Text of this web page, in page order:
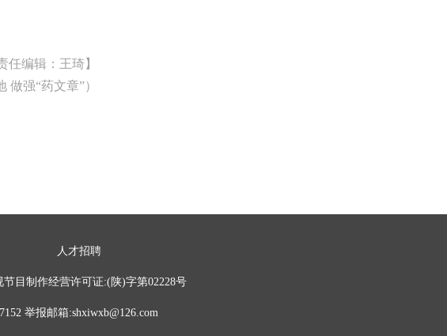
任编辑：王琦】
做强“药文章”）
人才招聘
节目制作经营许可证:(陕)字第02228号
举报邮箱:shxiwxb@126.com